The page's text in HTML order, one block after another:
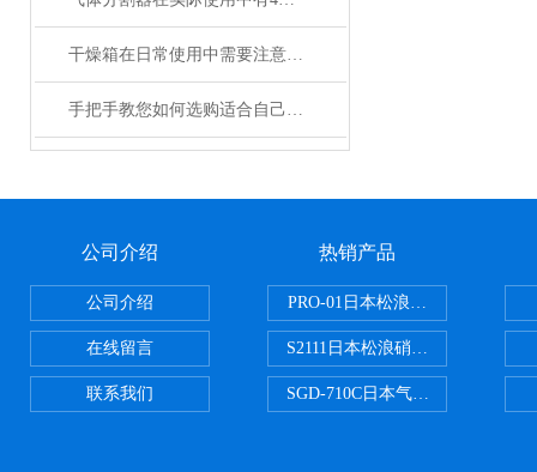
干燥箱在日常使用中需要注意哪些事项？
手把手教您如何选购适合自己的日本加热板？
公司介绍
公司介绍
在线留言
联系我们
热销产品
PRO-01日本松浪硝子玻璃制品载
S2111日本松浪硝子载玻片
SGD-710C日本气体分割器